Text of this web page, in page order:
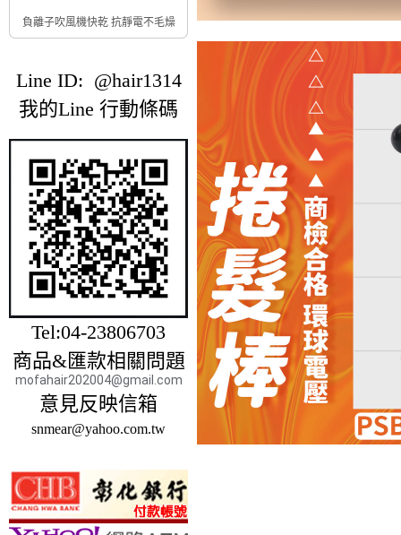
負離子吹風機快乾 抗靜電不毛燥
Line ID: @hair1314
我的Line 行動條碼
Tel:04-23806703
商品&匯款相關問題
mofahair202004@gmail.com
意見反映信箱
snmear@yahoo.com.tw